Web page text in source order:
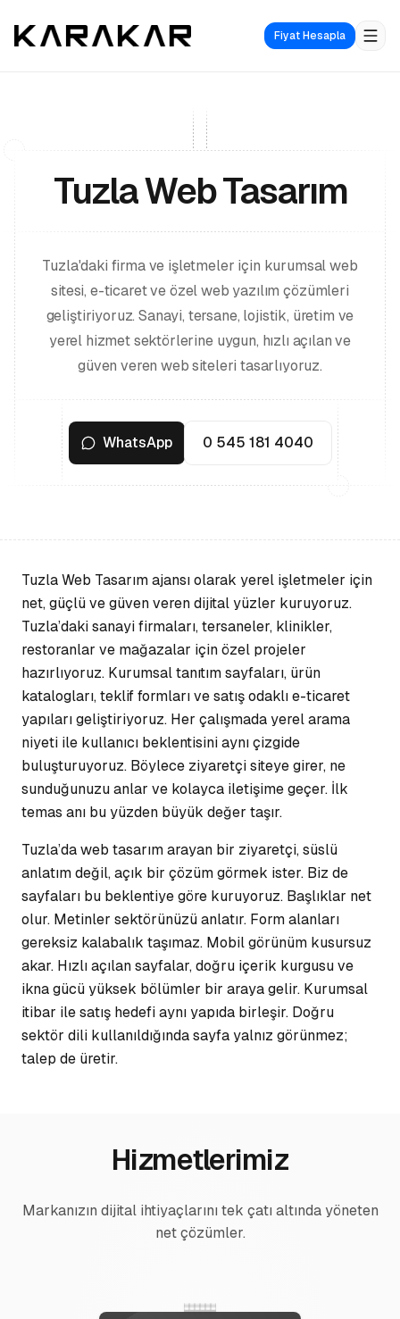
Fiyat Hesapla
Tuzla Web Tasarım
Tuzla'daki firma ve işletmeler için kurumsal web
sitesi, e-ticaret ve özel web yazılım çözümleri
geliştiriyoruz. Sanayi, tersane, lojistik, üretim ve
yerel hizmet sektörlerine uygun, hızlı açılan ve
güven veren web siteleri tasarlıyoruz.
WhatsApp 0 545 181 4040
Tuzla Web Tasarım ajansı olarak yerel işletmeler için
net, güçlü ve güven veren dijital yüzler kuruyoruz.
Tuzla’daki sanayi firmaları, tersaneler, klinikler,
restoranlar ve mağazalar için özel projeler
hazırlıyoruz. Kurumsal tanıtım sayfaları, ürün
katalogları, teklif formları ve satış odaklı e-ticaret
yapıları geliştiriyoruz. Her çalışmada yerel arama
niyeti ile kullanıcı beklentisini aynı çizgide
buluşturuyoruz. Böylece ziyaretçi siteye girer, ne
sunduğunuzu anlar ve kolayca iletişime geçer. İlk
temas anı bu yüzden büyük değer taşır.
Tuzla’da web tasarım arayan bir ziyaretçi, süslü
anlatım değil, açık bir çözüm görmek ister. Biz de
sayfaları bu beklentiye göre kuruyoruz. Başlıklar net
olur. Metinler sektörünüzü anlatır. Form alanları
gereksiz kalabalık taşımaz. Mobil görünüm kusursuz
akar. Hızlı açılan sayfalar, doğru içerik kurgusu ve
ikna gücü yüksek bölümler bir araya gelir. Kurumsal
itibar ile satış hedefi aynı yapıda birleşir. Doğru
sektör dili kullanıldığında sayfa yalnız görünmez;
talep de üretir.
Hizmetlerimiz
Markanızın dijital ihtiyaçlarını tek çatı altında yöneten
net çözümler.